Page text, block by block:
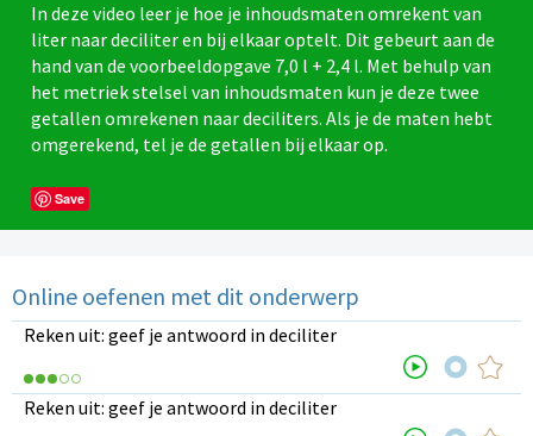
In deze video leer je hoe je inhoudsmaten omrekent van
liter naar deciliter en bij elkaar optelt. Dit gebeurt aan de
hand van de voorbeeldopgave 7,0 l + 2,4 l. Met behulp van
het metriek stelsel van inhoudsmaten kun je deze twee
getallen omrekenen naar deciliters. Als je de maten hebt
omgerekend, tel je de getallen bij elkaar op.
Save
Online oefenen met dit onderwerp
Reken uit: geef je antwoord in deciliter
Reken uit: geef je antwoord in deciliter